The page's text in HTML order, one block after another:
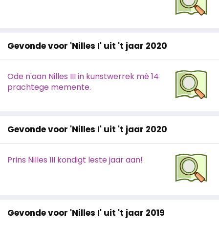
Gevonde voor 'Nilles I' uit 't jaar 2020
Ode n'aan Nilles III in kunstwerrek mè 14
prachtege memente.
Gevonde voor 'Nilles I' uit 't jaar 2020
Prins Nilles III kondigt leste jaar aan!
Gevonde voor 'Nilles I' uit 't jaar 2019